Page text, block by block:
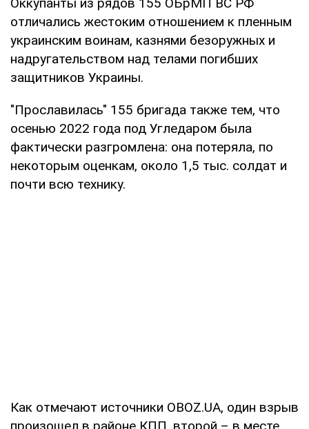
Оккупанты из рядов 155 ОБрМП ВС РФ
отличались жестоким отношением к пленным
украинским воинам, казнями безоружных и
надругательством над телами погибших
защитников Украины.
"Прославилась" 155 бригада также тем, что
осенью 2022 года под Угледаром была
фактически разгромлена: она потеряла, по
некоторым оценкам, около 1,5 тыс. солдат и
почти всю технику.
Как отмечают источники OBOZ.UA, один взрыв